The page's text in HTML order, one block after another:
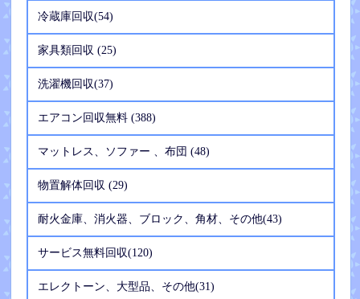
冷蔵庫回収(54)
家具類回収 (25)
洗濯機回収(37)
エアコン回収無料 (388)
マットレス、ソファー 、布団 (48)
物置解体回収 (29)
耐火金庫、消火器、ブロック、角材、その他(43)
サービス無料回収(120)
エレクトーン、大型品、その他(31)